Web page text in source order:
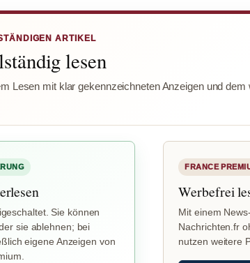
ARTIKEL
lesen
Lesen mit klar gekennzeichneten Anzeigen und dem
Sie können
sie ablehnen; bei
eigene Anzeigen von
FRANCE
Werbefrei
Mit einem
Nachrichten.fr
nutzen weitere